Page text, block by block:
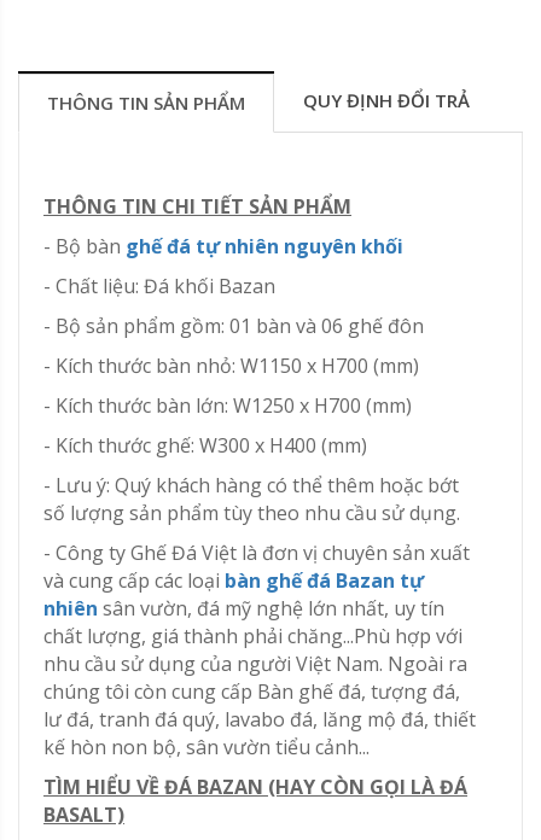
THÔNG TIN SẢN PHẨM QUY ĐỊNH ĐỔI TRẢ
THÔNG TIN CHI TIẾT SẢN PHẨM
- Bộ bàn ghế đá tự nhiên nguyên khối
- Chất liệu: Đá khối Bazan
- Bộ sản phẩm gồm: 01 bàn và 06 ghế đôn
- Kích thước bàn nhỏ: W1150 x H700 (mm)
- Kích thước bàn lớn: W1250 x H700 (mm)
- Kích thước ghế: W300 x H400 (mm)
- Lưu ý: Quý khách hàng có thể thêm hoặc bớt
số lượng sản phẩm tùy theo nhu cầu sử dụng.
- Công ty Ghế Đá Việt là đơn vị chuyên sản xuất
và cung cấp các loại bàn ghế đá Bazan tự
nhiên sân vườn, đá mỹ nghệ lớn nhất, uy tín
chất lượng, giá thành phải chăng...Phù hợp với
nhu cầu sử dụng của người Việt Nam. Ngoài ra
chúng tôi còn cung cấp Bàn ghế đá, tượng đá,
lư đá, tranh đá quý, lavabo đá, lăng mộ đá, thiết
kế hòn non bộ, sân vườn tiểu cảnh...
TÌM HIỂU VỀ ĐÁ BAZAN (HAY CÒN GỌI LÀ ĐÁ
BASALT)